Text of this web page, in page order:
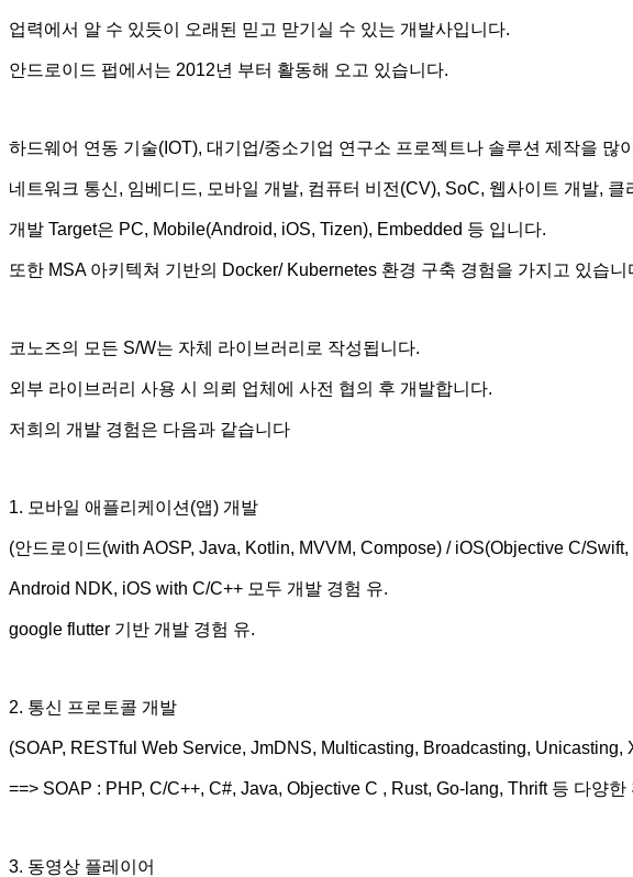
업력에서 알 수 있듯이 오래된 믿고 맏기실 수 있는 개발사입니다.
안드로이드 펍에서는 2012년 부터 활동해 오고 있습니다.
하드웨어 연동 기술(IOT), 대기업/중소기업 연구소 프로젝트나 솔루션 제작을 많
네트워크 통신, 임베디드, 모바일 개발, 컴퓨터 비전(CV), SoC, 웹사이트 개발,
개발 Target은 PC, Mobile(Android, iOS, Tizen), Embedded 등 입니다.
또한 MSA 아키텍쳐 기반의 Docker/ Kubernetes 환경 구축 경험을 가지고 있습니
코노즈의 모든 S/W는 자체 라이브러리로 작성됩니다.
외부 라이브러리 사용 시 의뢰 업체에 사전 협의 후 개발합니다.
저희의 개발 경험은 다음과 같습니다
1. 모바일 애플리케이션(앱) 개발
(안드로이드(with AOSP, Java, Kotlin, MVVM, Compose) / iOS(Objective C/
Android NDK, iOS with C/C++ 모두 개발 경험 유.
google flutter 기반 개발 경험 유.
2. 통신 프로토콜 개발
(SOAP, RESTful Web Service, JmDNS, Multicasting, Broadcasting,
==> SOAP : PHP, C/C++, C#, Java, Objective C , Rust, Go-lang, Thrift 등 다양
3. 동영상 플레이어